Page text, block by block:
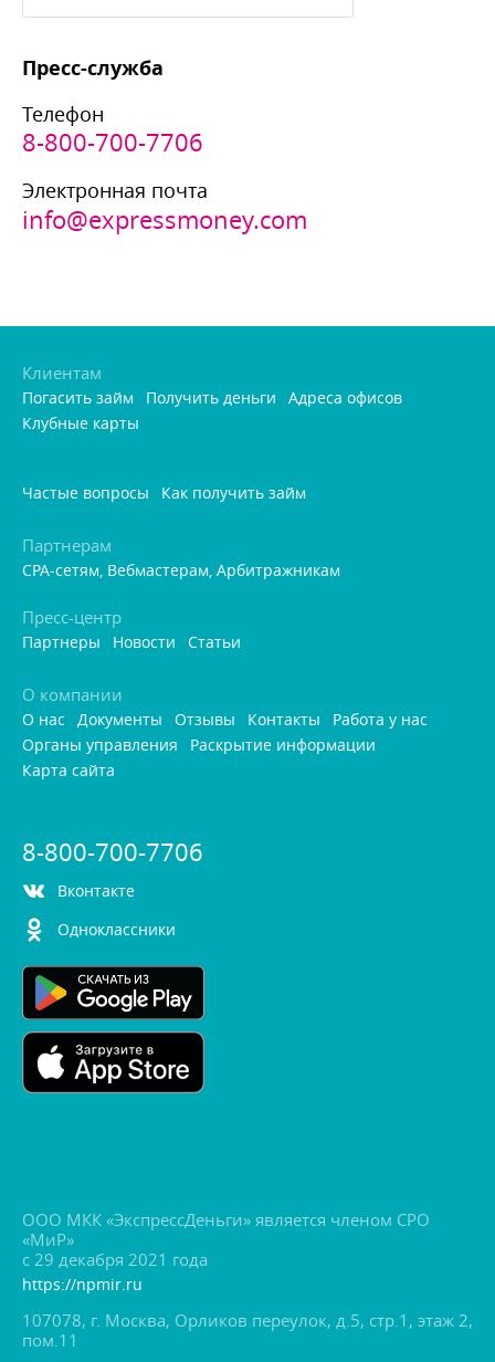
Пресс-служба
Телефон
8-800-700-7706
Электронная почта
info@expressmoney.com
Клиентам
Погасить займ Получить деньги
Адреса офисо
Клубные карты
Частые вопросы Как получить займ
Партнерам
CPA-сетям, Вебмастерам, Арбитражникам
Пресс-центр
Партнеры Новости Статьи
О компании
О нас Документы Отзывы Контакты
Работа у нас
Органы управления
Раскрытие информации
Карта сайта
8-800-700-7706
контакте
Одноклассники
ООО МКК «ЭкспрессДеньги» является членом СРО
«МиР»
с 29 декабря 2021 года
https://npmir.ru
107078, г. Москва, Орликов переулок, д.5, стр.1, этаж 2,
пом.11